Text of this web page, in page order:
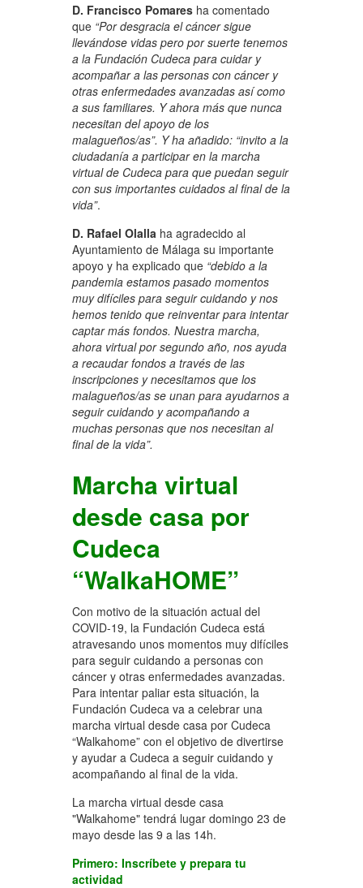
D. Francisco Pomares ha comentado
que “Por desgracia el cáncer sigue
llevándose vidas pero por suerte tenemos
a la Fundación Cudeca para cuidar y
acompañar a las personas con cáncer y
otras enfermedades avanzadas así como
a sus familiares. Y ahora más que nunca
necesitan del apoyo de los
malagueños/as”. Y ha añadido: “invito a la
ciudadanía a participar en la marcha
virtual de Cudeca para que puedan seguir
con sus importantes cuidados al final de la
vida”.
D. Rafael Olalla ha agradecido al
Ayuntamiento de Málaga su importante
apoyo y ha explicado que “debido a la
pandemia estamos pasado momentos
muy difíciles para seguir cuidando y nos
hemos tenido que reinventar para intentar
captar más fondos. Nuestra marcha,
ahora virtual por segundo año, nos ayuda
a recaudar fondos a través de las
inscripciones y necesitamos que los
malagueños/as se unan para ayudarnos a
seguir cuidando y acompañando a
muchas personas que nos necesitan al
final de la vida”.
Marcha virtual
desde casa por
Cudeca
“WalkaHOME”
Con motivo de la situación actual del
COVID-19, la Fundación Cudeca está
atravesando unos momentos muy difíciles
para seguir cuidando a personas con
cáncer y otras enfermedades avanzadas.
Para intentar paliar esta situación, la
Fundación Cudeca va a celebrar una
marcha virtual desde casa por Cudeca
“Walkahome” con el objetivo de divertirse
y ayudar a Cudeca a seguir cuidando y
acompañando al final de la vida.
La marcha virtual desde casa
"Walkahome" tendrá lugar domingo 23 de
mayo desde las 9 a las 14h.
Primero: Inscríbete y prepara tu
actividad